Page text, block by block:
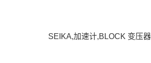
SEIKA,加速计,BLOCK 变压